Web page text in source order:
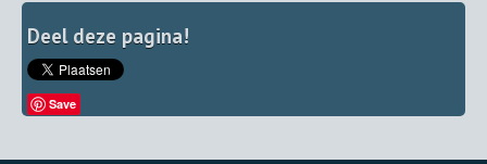
Deel deze pagina!
Save